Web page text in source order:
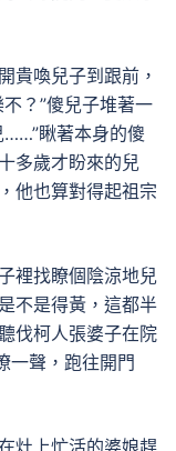
喚兒子到跟前，
？”傻兒子堆著一
……”瞅著本身的傻
多歲才盼來的兒
他也算對得起祖宗
裡找瞭個陰涼地兒
不是得黃，這都半
伐柯人張婆子在院
一聲，跑往開門
灶上忙活的婆娘趕